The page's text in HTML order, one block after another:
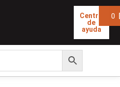
Centro
de
ayuda
0